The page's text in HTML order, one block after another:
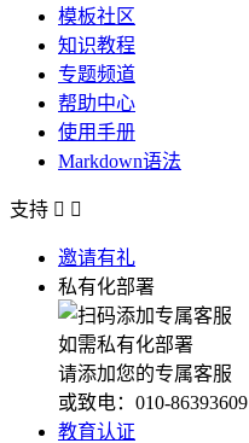
模板社区
知识教程
专题频道
帮助中心
使用手册
Markdown语法
支持  
邀请有礼
私有化部署
如需私有化部署
请添加您的专属客服
或致电：010-86393609
教育认证